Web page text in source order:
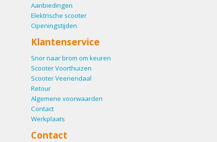
Aanbiedingen
Elektrische scooter
Openingstijden
Klantenservice
Snor naar brom om keuren
Scooter Voorthuizen
Scooter Veenendaal
Retour
Algemene voorwaarden
Contact
Werkplaats
Contact